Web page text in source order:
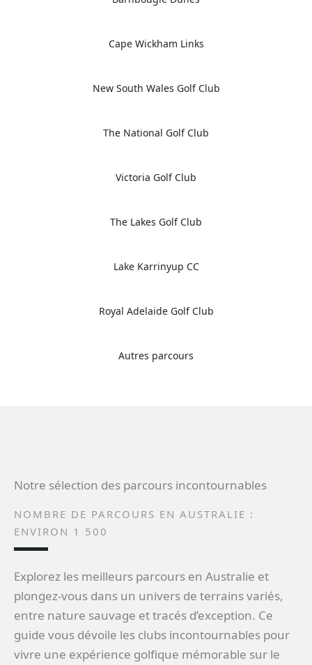
Cape Wickham Links
New South Wales Golf Club
The National Golf Club
Victoria Golf Club
The Lakes Golf Club
Lake Karrinyup CC
Royal Adelaide Golf Club
Autres parcours
Notre sélection des parcours incontournables
NOMBRE DE PARCOURS EN AUSTRALIE :
ENVIRON 1 500
Explorez les meilleurs parcours en Australie et
plongez-vous dans un univers de terrains variés,
entre nature sauvage et tracés d’exception. Ce
guide vous dévoile les clubs incontournables pour
vivre une expérience golfique mémorable sur le